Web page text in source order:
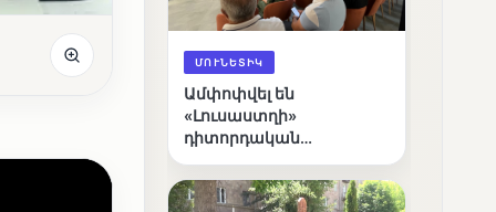
ՄՈՒՆԵՏԻԿ
Ամփոփվել են
«Լուսաստղի»
դիտորդական
արդյունքները